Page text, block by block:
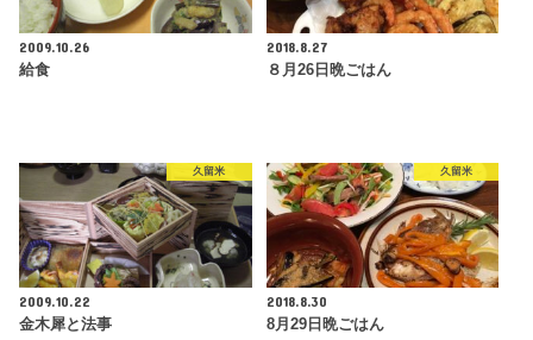
2009.10.26
給食
2018.8.27
８月26日晩ごはん
久留米
2009.10.22
金木犀と法事
久留米
2018.8.30
8月29日晩ごはん